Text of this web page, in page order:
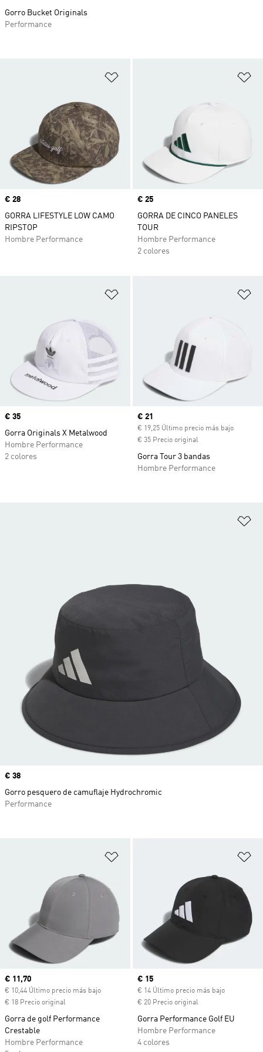
Precio
€ 28
GORRA LIFESTYLE LOW CAMO
RIPSTOP
Hombre Performance
Precio
€ 25
GORRA DE CINCO PANELES
TOUR
Hombre Performance
2 colores
Precio
€ 35
Gorra Originals X Metalwood
Hombre Performance
2 colores
Precio actual
€ 21
€ 19,25 Último precio más bajo
€ 35 Precio original
Gorra Tour 3 bandas
Hombre Performance
Precio actual
€ 11,70
€ 10,44 Último precio más bajo
€ 18 Precio original
Gorra de golf Performance
Crestable
Hombre Performance
Precio actual
€ 15
€ 14 Último precio más bajo
€ 20 Precio original
Gorra Performance Golf EU
Hombre Performance
4 colores
Gorro Bucket Originals
Performance
Precio
€ 38
Gorro pesquero de camuflaje Hydrochromic
Performance